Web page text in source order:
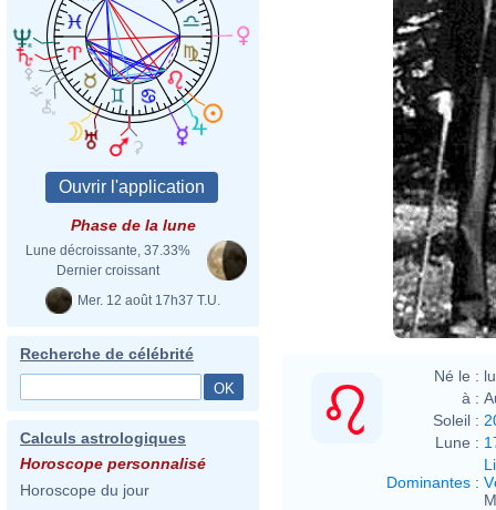
Phase de la lune
Lune décroissante, 37.33%
Dernier croissant
Mer. 12 août 17h37 T.U.
Recherche de célébrité
Calculs astrologiques
Horoscope personnalisé
Horoscope du jour
Né le :
à :
Soleil :
Lune :
Dominantes :